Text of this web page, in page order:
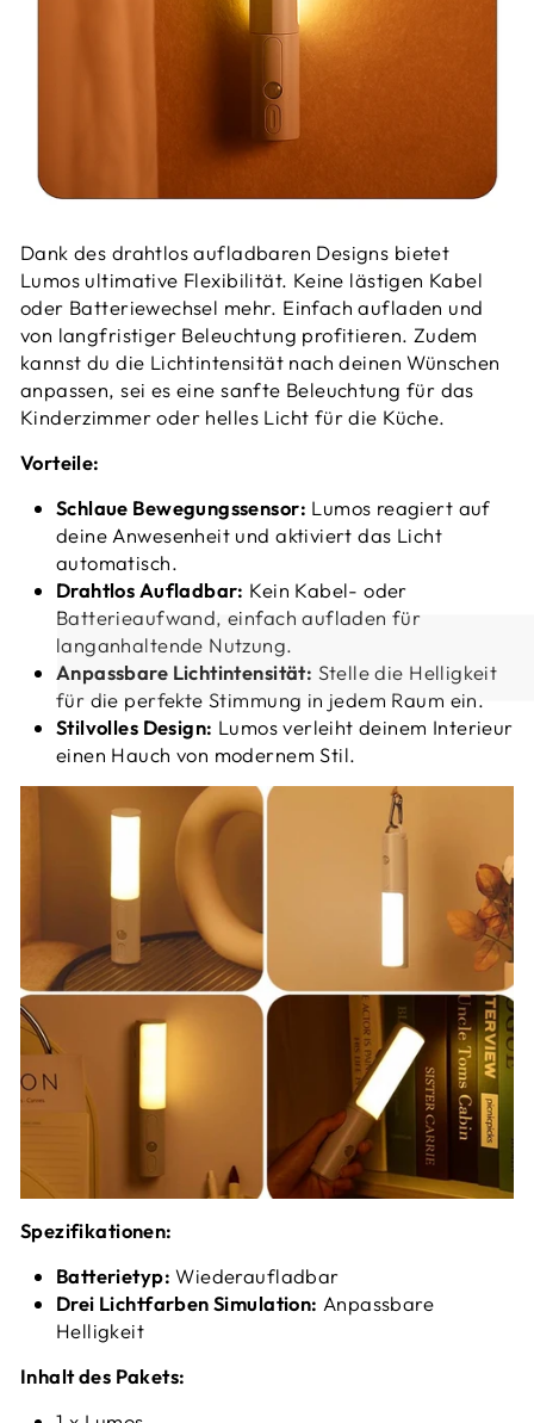
Dank des drahtlos aufladbaren Designs bietet
Lumos ultimative Flexibilität. Keine lästigen Kabel
oder Batteriewechsel mehr. Einfach aufladen und
von langfristiger Beleuchtung profitieren. Zudem
kannst du die Lichtintensität nach deinen Wünschen
anpassen, sei es eine sanfte Beleuchtung für das
Kinderzimmer oder helles Licht für die Küche.
Vorteile:
Schlaue Bewegungssensor: Lumos reagiert auf
deine Anwesenheit und aktiviert das Licht
automatisch.
Drahtlos Aufladbar: Kein Kabel- oder
Batterieaufwand, einfach aufladen für
langanhaltende Nutzung.
Anpassbare Lichtintensität: Stelle die Helligkeit
für die perfekte Stimmung in jedem Raum ein.
Stilvolles Design: Lumos verleiht deinem Interieur
einen Hauch von modernem Stil.
Spezifikationen:
Batterietyp: Wiederaufladbar
Drei Lichtfarben Simulation: Anpassbare
Helligkeit
Inhalt des Pakets: